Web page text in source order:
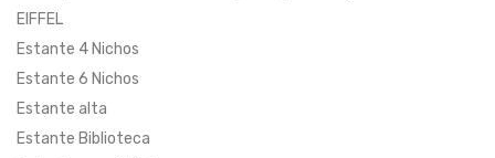
EIFFEL
Estante 4 Nichos
Estante 6 Nichos
Estante alta
Estante Biblioteca